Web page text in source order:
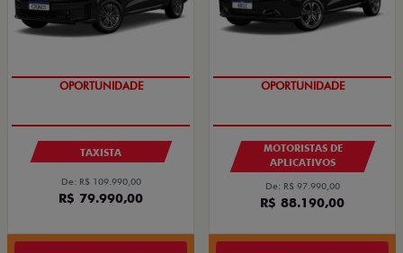
OPORTUNIDADE
TAXISTA
De: R$ 109.990,00
R$ 79.990,00
OPORTUNIDADE
MOTORISTAS DE
APLICATIVOS
De: R$ 97.990,00
R$ 88.190,00